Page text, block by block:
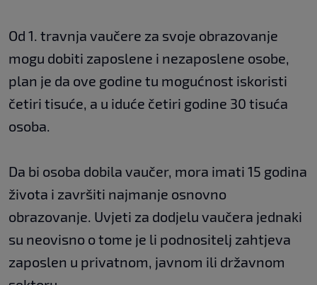
Od 1. travnja vaučere za svoje obrazovanje
mogu dobiti zaposlene i nezaposlene osobe,
plan je da ove godine tu mogućnost iskoristi
četiri tisuće, a u iduće četiri godine 30 tisuća
osoba.
Da bi osoba dobila vaučer, mora imati 15 godina
života i završiti najmanje osnovno
obrazovanje. Uvjeti za dodjelu vaučera jednaki
su neovisno o tome je li podnositelj zahtjeva
zaposlen u privatnom, javnom ili državnom